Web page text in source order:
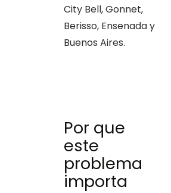
City Bell, Gonnet,
Berisso, Ensenada y
Buenos Aires.
Por que
este
problema
importa